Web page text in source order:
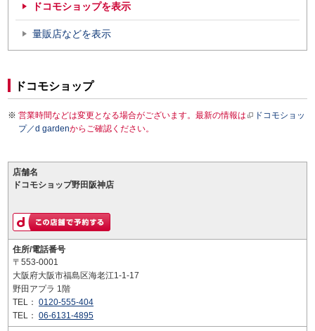
ドコモショップを表示
量販店などを表示
ドコモショップ
営業時間などは変更となる場合がございます。最新の情報は
ドコモショッ
プ／d gardenからご確認ください。
店舗名
ドコモショップ野田阪神店
住所/電話番号
〒553-0001
大阪府大阪市福島区海老江1-1-17
野田アプラ 1階
TEL： 0120-555-404
TEL： 06-6131-4895